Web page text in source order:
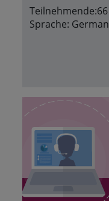
Teilnehmende:66
Sprache: German